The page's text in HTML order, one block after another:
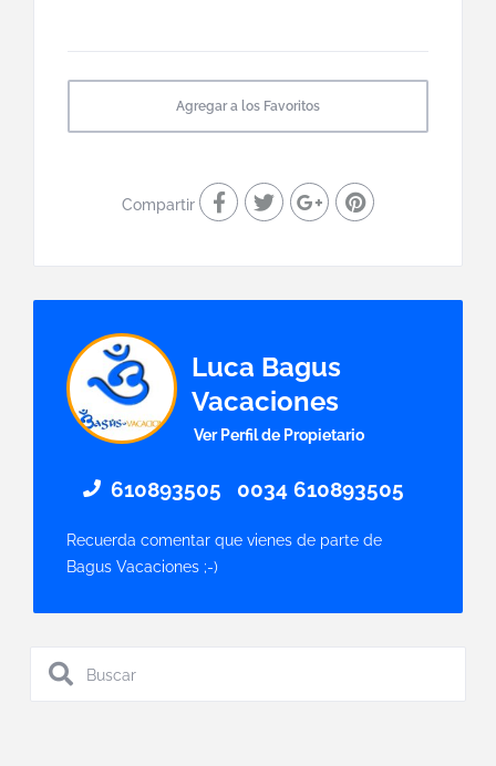
Agregar a los Favoritos
Compartir
Luca Bagus
Vacaciones
Ver Perfil de Propietario
610893505 0034 610893505
Recuerda comentar que vienes de parte de
Bagus Vacaciones ;-)